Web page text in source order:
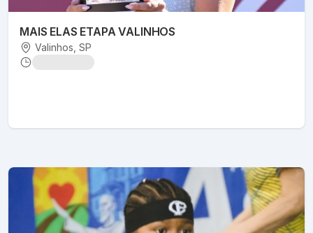
MAIS ELAS ETAPA VALINHOS
Valinhos , SP